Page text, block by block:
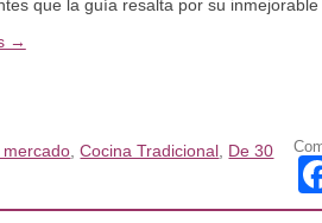
que la guía resalta por su inmejorable
→
,Cocina Tradicional De 30